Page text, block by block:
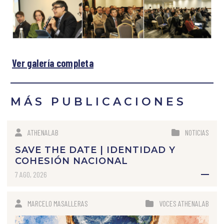
Ver galería completa
MÁS PUBLICACIONES
ATHENALAB NOTICIAS
SAVE THE DATE | IDENTIDAD Y
COHESIÓN NACIONAL
7 AGO, 2026
MARCELO MASALLERAS VOCES ATHENALAB